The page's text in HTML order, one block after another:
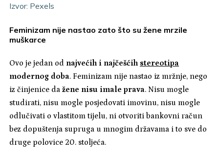
Izvor: Pexels
Feminizam nije nastao zato što su žene mrzile
muškarce
Ovo je jedan od najvećih i najčešćih stereotipa
modernog doba. Feminizam nije nastao iz mržnje, nego
iz činjenice dažene nisu imale prava. Nisu mogle
studirati, nisu mogle posjedovati imovinu, nisu mogle
odlučivati o vlastitom tijelu, ni otvoriti bankovni račun
bez dopuštenja supruga u mnogim državama i to sve do
druge polovice 20. stoljeća.